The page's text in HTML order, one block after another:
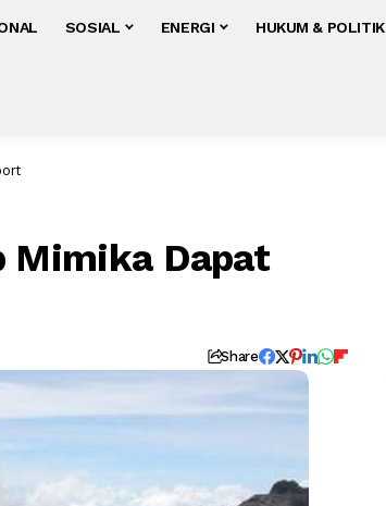
SOSIAL ENERGI HUKUM & POLITIK
Mimika Dapat
Share